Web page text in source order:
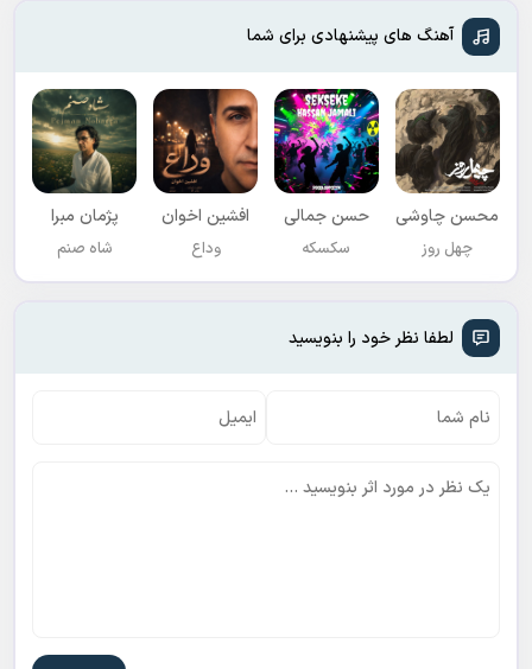
آهنگ های پیشنهادی برای شما
محسن چاوشی
چهل روز
حسن جمالی
سکسکه
افشين اخوان
وداع
پژمان مبرا
شاه صنم
لطفا نظر خود را بنویسید